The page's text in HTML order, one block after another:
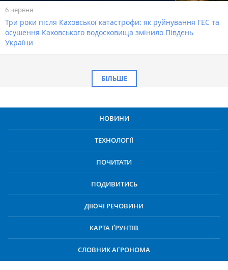
6 червня
Три роки після Каховської катастрофи: як руйнування ГЕС та
осушення Каховського водосховища змінило Південь
України
БІЛЬШЕ
НОВИНИ
ТЕХНОЛОГІЇ
ПОЧИТАТИ
ПОДИВИТИСЬ
ДІЮЧІ РЕЧОВИНИ
КАРТА ҐРУНТІВ
СЛОВНИК АГРОНОМА